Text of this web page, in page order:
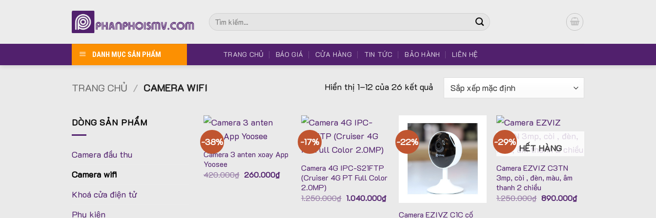
dung
Tìm
kiếm:
DANH MỤC SẢN PHẨM TRANG CHỦ BÁO GIÁ CỬA HÀNG TIN TỨC BẢO HÀNH LIÊN HỆ
TRANG CHỦ / CAMERA WIFI Hiển thị 1–12 của 26 kết quả
DÒNG SẢN PHẨM
Camera đầu thu
Camera wifi
Khoá cửa điện tử
Phụ kiện
-38%
Camera 3 anten xoay App
Yoosee
420.000₫ Giá
gốc
260.000₫Giá
hiện
260.000₫.
-17%
Camera 4G IPC-S21FTP
(Cruiser 4G PT Full Color
2.0MP)
1.250.000₫ Giá
gốc
1.040.000₫Giá
hiện
-22%
Camera EZIVZ C1C cố
-29%
HẾT HÀNG
Camera EZVIZ C3TN
3mp, còi , đèn, màu, âm
thanh 2 chiều
1.250.000₫ Giá
gốc
890.000₫Giá
hiện